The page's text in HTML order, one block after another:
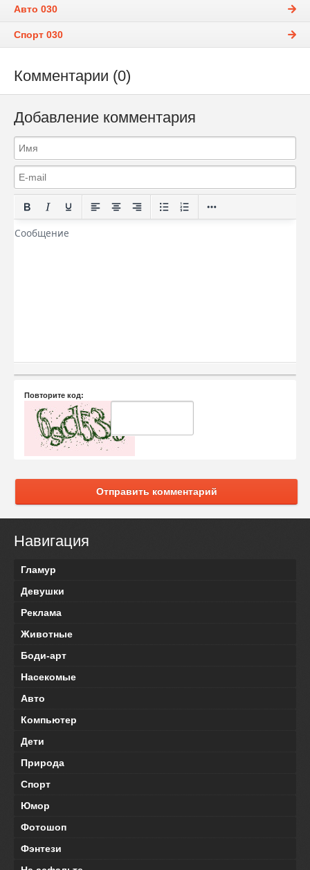
Авто 030
Спорт 030
Комментарии (0)
Добавление комментария
Повторите код:
Отправить комментарий
Навигация
Гламур
Девушки
Реклама
Животные
Боди-арт
Насекомые
Авто
Компьютер
Дети
Природа
Спорт
Юмор
Фотошоп
Фэнтези